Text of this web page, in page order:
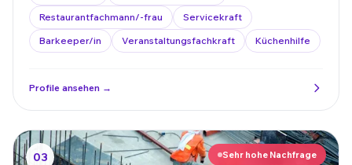
Restaurantfachmann/-frau
Servicekraft
Barkeeper/in
Veranstaltungsfachkraft Küchenhilfe
Profile ansehen →
03 Sehr hohe Nachfrage